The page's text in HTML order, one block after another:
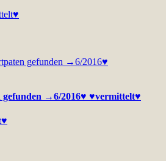
→6/2016♥ ♥vermittelt♥